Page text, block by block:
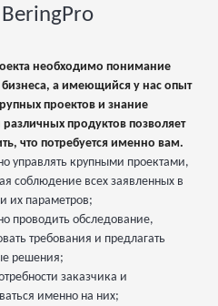
необходимо понимание
бизнеса, а имеющийся у нас опыт
проектов и знание
продуктов позволяет
что потребуется именно вам.
управлять крупными проектами,
соблюдение всех заявленных в
их параметров;
проводить обследование,
требования и предлагать
решения;
заказчика и
именно на них;